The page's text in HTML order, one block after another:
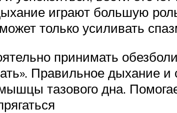
играют большую
только усиливать
принимать
Правильное дыхание и
тазового дна.